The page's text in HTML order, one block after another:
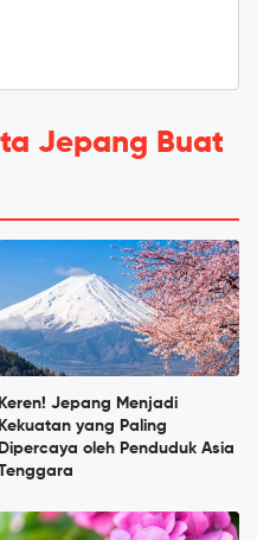
Jepang Buat
Keren! Jepang Menjadi
Kekuatan yang Paling
Dipercaya oleh Penduduk Asia